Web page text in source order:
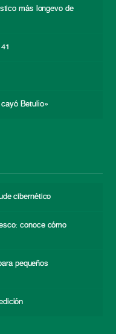
más longevo de
Betulio»
cibernético
conoce cómo
pequeños